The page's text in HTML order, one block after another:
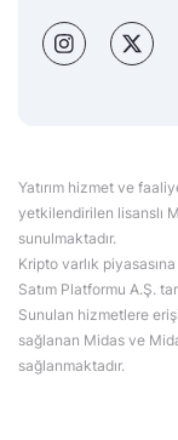
Yatırım hizmet ve
yetkilendirilen lisanslı
sunulmaktadır.
Kripto varlık
Satım Platformu A.Ş.
Sunulan hizmetlere
sağlanan Midas ve
sağlanmaktadır.